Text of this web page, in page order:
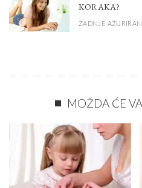
KORAKA?
ZADNJE
MOŽDA ĆE